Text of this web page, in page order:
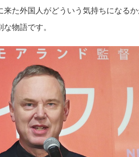
来た外国人がどういう気持ちになる
物語です。